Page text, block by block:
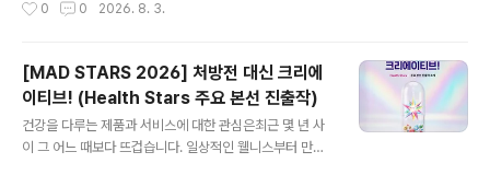
아닌, 프롬프트에 담긴 '인간의 아이디어'입니다. 최근 글로
상상력을 완벽한 비주얼과 시스템으로 구현해 주는'유용한
크리에이티브 파트너'로 적극 활용하고 있습니다. MAD S
TARS 2026 역시 이러한 흐름을 반영해,아이디어의 구현
방식과 제작 완성도를 평가하는 크래프트(Craft) 영역에‘U
se of AI’를 새롭게 신설했습니다. 출품 단계부터 AI를 어
0 0 2026. 8. 3.
[MAD STARS 2026] 처방전 대신 크리에
이티브! (Health Stars 주요 본선 진출작)
건강을 다루는 제품과 서비스에 대한 관심은최근 몇 년 사
이 그 어느 때보다 뜨겁습니다. 일상적인 웰니스부터 만성